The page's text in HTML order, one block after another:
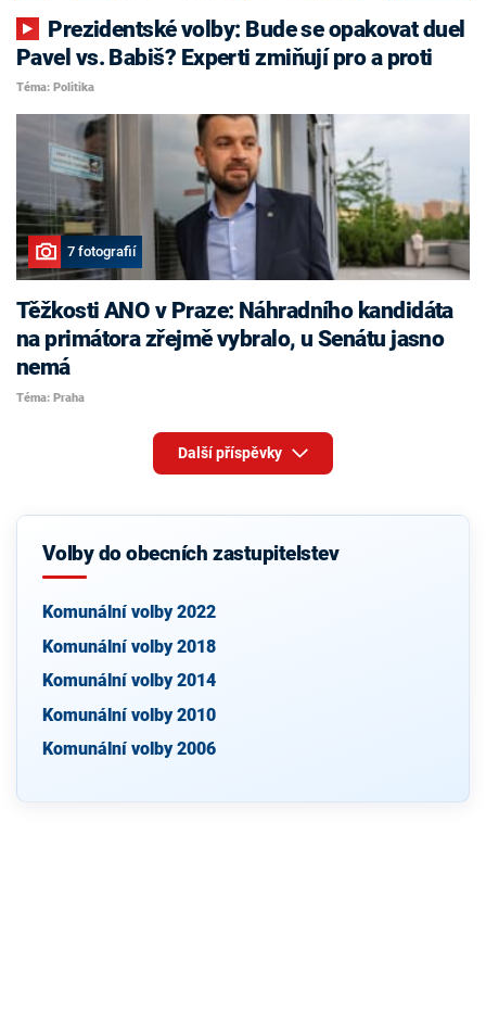
Pavel vs. Babiš? Experti zmiňují pro a proti
Téma: Politika
7 fotografií
Těžkosti ANO v Praze: Náhradního kandidáta
na primátora zřejmě vybralo, u Senátu jasno
nemá
Téma: Praha
Další příspěvky
Volby do obecních zastupitelstev
Komunální volby 2022
Komunální volby 2018
Komunální volby 2014
Komunální volby 2010
Komunální volby 2006